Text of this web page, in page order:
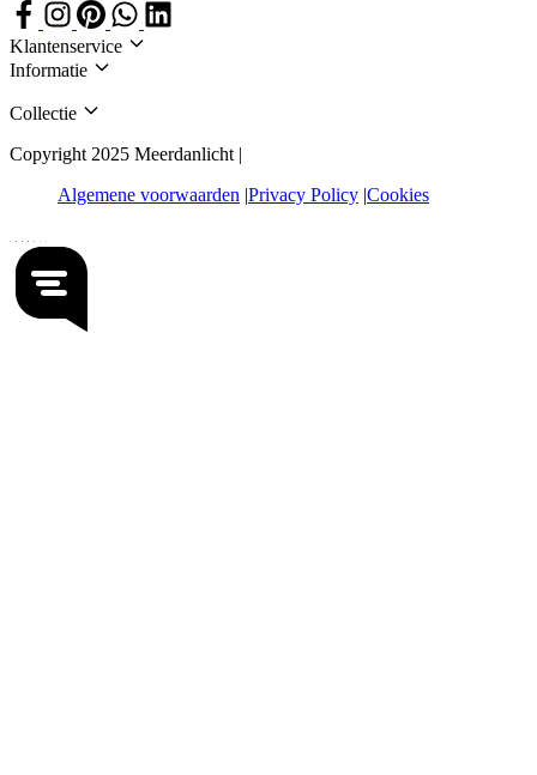
Klantenservice
Informatie
Collectie
Copyright 2025 Meerdanlicht |
Algemene voorwaarden Privacy Policy Cookies